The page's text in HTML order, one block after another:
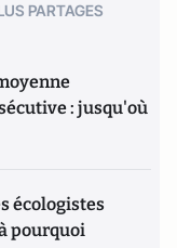
PARTAGES
: jusqu'où
écologistes
pourquoi